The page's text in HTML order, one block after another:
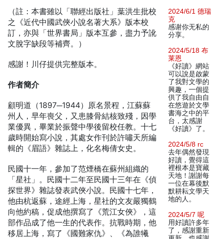
（註：本書雖以「聯經出版社」葉洪生批校
之《近代中國武俠小說名著大系》版本校
訂，亦與「世界書局」版本互參，盡力予訛
文脫字缺段等補齊。）
感謝！川仔提供完整版本。
作者簡介
顧明道（1897─1944）原名景程，江蘇蘇
州人，早年喪父，又患膝骨結核致殘，因學
業優異，畢業於振聲中學後留校任教。十七
歲時開始寫小說，其處女作刊於許嘯天所編
輯的《眉語》雜誌上，化名梅倩女史。
民國十一年，參加了范煙橋在蘇州組織的
「星社」。民國十二年至民國十三年在《偵
探世界》雜誌發表武俠小說。民國十七年，
他由杭返蘇，途經上海，星社的文友嚴獨鶴
向他約稿，促成他撰寫了《荒江女俠》，這
部作品成了他一生的代表作。抗戰時期，他
移居上海，寫了《國難家仇》、《為誰犧
2024/6/1 德瑞
克
感谢你无私的
分享。
2024/5/18 布
莱恩
《好讀》網站
可以說是啟蒙
了我對文學的
興趣，一個提
供了我自由自
在悠遊於文學
書海之中的平
台，太感謝
《好讀》了。
2024/5/8 rc
去年偶然發現
好讀，覺得這
裡根本是寶藏
天地！謝謝每
一位在幕後默
默耕耘文學天
地的人。
2024/5/7 呢
用好讀許多年
了，感謝重新